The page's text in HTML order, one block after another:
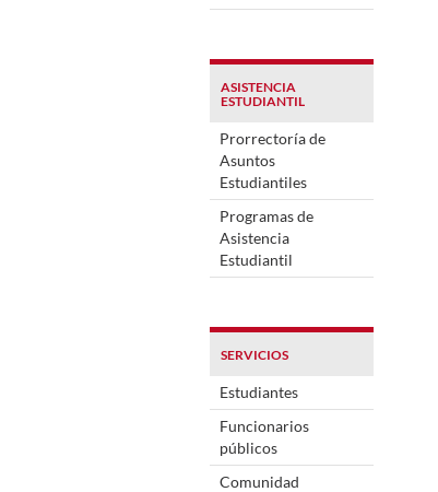
ASISTENCIA
ESTUDIANTIL
Prorrectoría de
Asuntos
Estudiantiles
Programas de
Asistencia
Estudiantil
SERVICIOS
Estudiantes
Funcionarios
públicos
Comunidad